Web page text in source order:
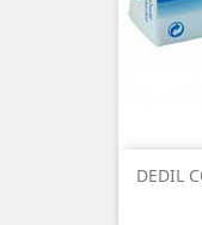
DEDIL